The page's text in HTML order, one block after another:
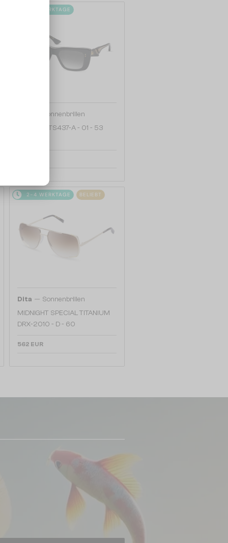
2-4 WERKTAGE
Sonnenbrillen
MAHINE DTS437-A - 01 - 53
2-4 WERKTAGE BELIEBT
Dita — Sonnenbrillen
MIDNIGHT SPECIAL TITANIUM
DRX-2010 - D - 60
562 EUR